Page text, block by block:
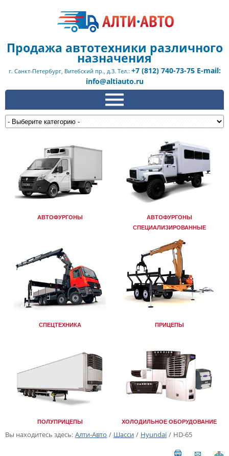
Продажа автотехники различного
назначения
г. Санкт-Петербург, Витебский пр., д.3. Тел.: +7 (812) 740-73-75 E-mail:
info@altiauto.ru
АВТОФУРГОНЫ
АВТОФУРГОНЫ
СПЕЦИАЛИЗИРОВАННЫЕ
СПЕЦТЕХНИКА ПРИЦЕПЫ
ПОЛУПРИЦЕПЫ ХОЛОДИЛЬНОЕ ОБОРУДОВАНИЕ
Вы находитесь здесь: Алти-Авто / Шасси / Hyundai / HD-65